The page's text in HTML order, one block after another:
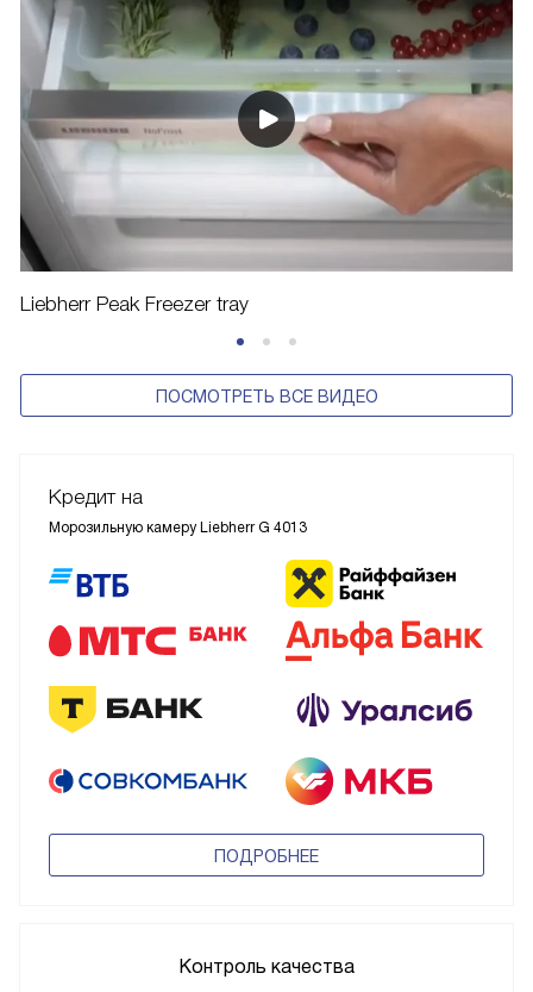
Liebherr Peak Freezer tray
ПОСМОТРЕТЬ ВСЕ ВИДЕО
Кредит на
Морозильную камеру Liebherr G 4013
ПОДРОБНЕЕ
Контроль качества